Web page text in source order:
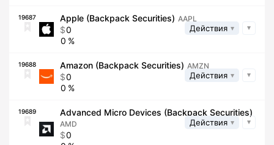
19687 Apple (Backpack Securities) AAPL
0
0
Действия
19688 Amazon (Backpack Securities) AMZN
0
0
Действия
19689 Advanced Micro Devices (Backpack Securities)
AMD
0
Действия